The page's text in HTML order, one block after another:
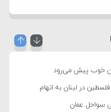
خوب پیش می‌رود
در لبنان به اتهام
سواحل عمان